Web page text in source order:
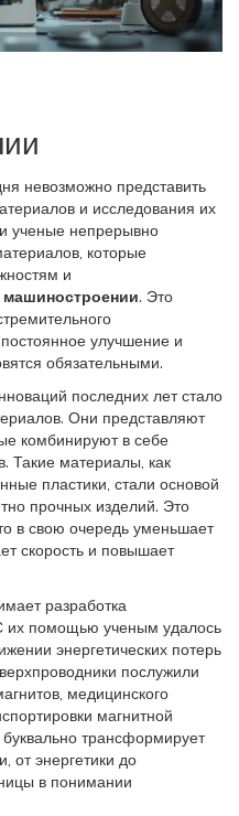
невозможно представить
и исследования их
и ученые непрерывно
которые
и
машиностроении. Это
постоянное улучшение и
обязательными.
последних лет стало
Они представляют
комбинируют в себе
Такие материалы, как
пластики, стали основой
прочных изделий. Это
в свою очередь уменьшает
скорость и повышает
разработка
их помощью ученым удалось
энергетических потерь
послужили
медицинского
магнитной
трансформирует
от энергетики до
в понимании